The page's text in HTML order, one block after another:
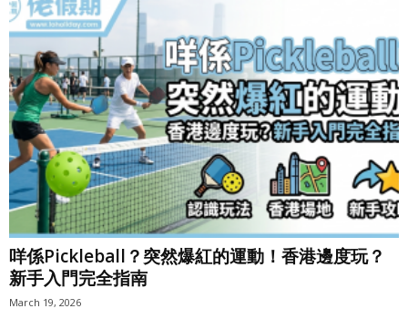
咩係Pickleball？突然爆紅的運動！香港邊度玩？
新手入門完全指南
March 19, 2026